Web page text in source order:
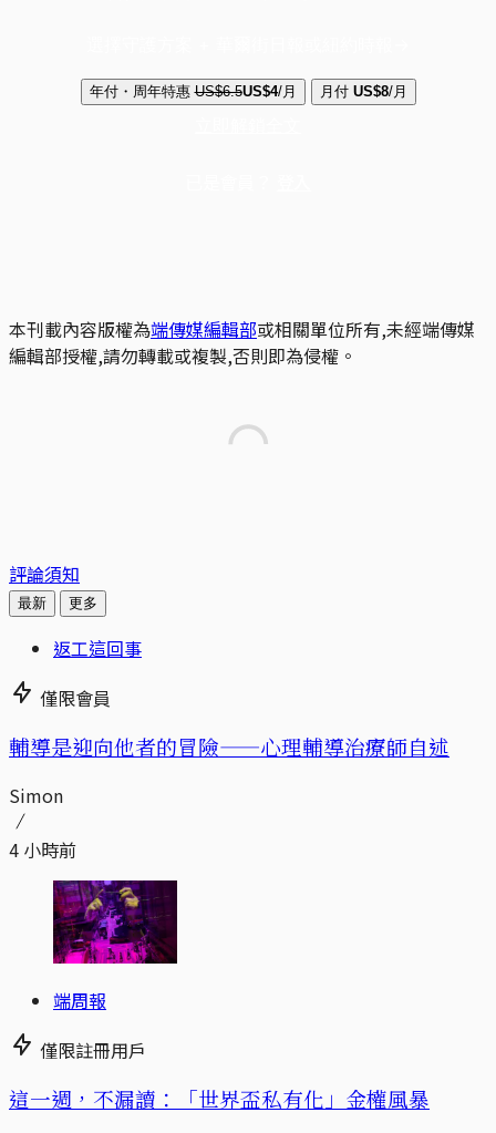
年付・周年特惠 US$6.5US$4/月 月付 US$8/月
本刊載內容版權為端傳媒編輯部或相關單位所有,未經端傳媒
編輯部授權,請勿轉載或複製,否則即為侵權。
評論須知
最新 更多
返工這回事
僅限會員
輔導是迎向他者的冒險——心理輔導治療師自述
Simon
4 小時前
端周報
僅限註冊用戶
這一週，不漏讀：「世界盃私有化」金權風暴